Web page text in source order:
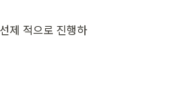
제 적으로 진행하